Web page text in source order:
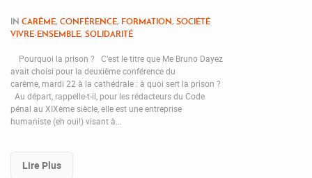
IN CARÊME, CONFÉRENCE, FORMATION, SOCIÉTÉ
VIVRE-ENSEMBLE, SOLIDARITÉ
Pourquoi la prison ? C’est le titre que Me Bruno Dayez
avait choisi pour la deuxième conférence du
carême, mardi 22 à la cathédrale : à quoi sert la prison ?
Au départ, rappelle-t-il, pour les rédacteurs du Code
pénal au XIXème siècle, elle est une entreprise
humaniste (eh oui!) visant à…
Lire Plus